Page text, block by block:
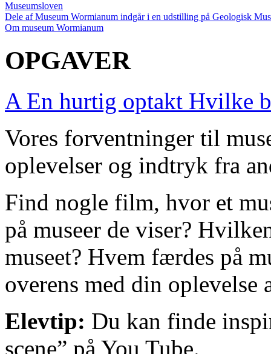
Museumsloven
Dele af Museum Wormianum indgår i en udstilling på Geologisk
Om museum Wormianum
OPGAVER
A En hurtig optakt Hvilke
Vores forventninger til
oplevelser og indtryk fra
Find nogle film, hvor et
på museer de viser?
museet? Hvem færdes på
overens med din oplevelse
Elevtip: Du kan finde
scene” på You Tube.